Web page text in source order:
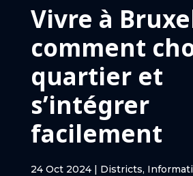
Vivre à
comment
quartier et
s’intégrer
facilement
24 Oct 2024| Districts,